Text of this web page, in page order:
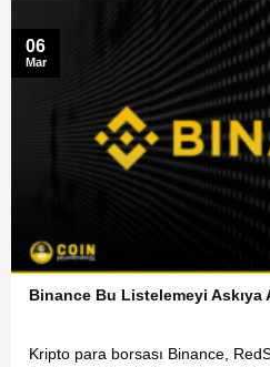
Binance Bu Listelemeyi Askıya
Kripto para borsası Binance,
06
Mar